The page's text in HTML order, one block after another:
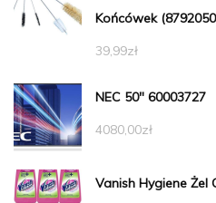
Końcówek
39,99zł
NEC 50" 60003727
4080,00zł
Vanish Hygiene